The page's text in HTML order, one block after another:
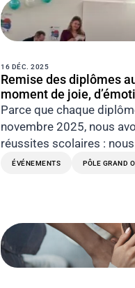
16 DÉC. 2025
Remise des diplômes
moment de joie,
Parce que chaque
novembre 2025, nous
réussites scolaires :
ÉVÉNEMENTS PÔLE GRAND